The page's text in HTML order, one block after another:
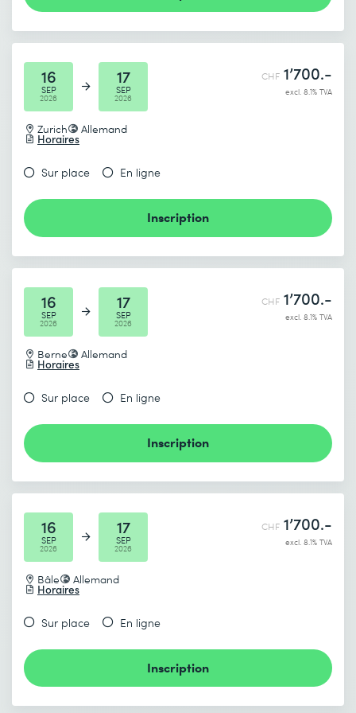
16
SEP
2026
17
SEP
2026
Zurich Allemand
Horaires
CHF 1’700.-
excl. 8.1% TVA
Sur place En ligne
Inscription
16
SEP
2026
17
SEP
2026
Berne Allemand
Horaires
CHF 1’700.-
excl. 8.1% TVA
Sur place En ligne
Inscription
16
SEP
2026
17
SEP
2026
Bâle Allemand
Horaires
CHF 1’700.-
excl. 8.1% TVA
Sur place En ligne
Inscription